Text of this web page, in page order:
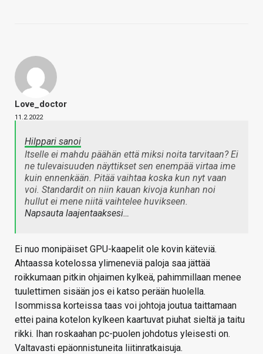
Love_doctor
11.2.2022
Hilppari sanoi
Itselle ei mahdu päähän että miksi noita tarvitaan? Ei
ne tulevaisuuden näyttikset sen enempää virtaa ime
kuin ennenkään. Pitää vaihtaa koska kun nyt vaan
voi. Standardit on niin kauan kivoja kunhan noi
hullut ei mene niitä vaihtelee huvikseen.
Napsauta laajentaaksesi…
Ei nuo monipäiset GPU-kaapelit ole kovin käteviä.
Ahtaassa kotelossa ylimeneviä paloja saa jättää
roikkumaan pitkin ohjaimen kylkeä, pahimmillaan menee
tuulettimen sisään jos ei katso perään huolella.
Isommissa korteissa taas voi johtoja joutua taittamaan
ettei paina kotelon kylkeen kaartuvat piuhat sieltä ja taitu
rikki. Ihan roskaahan pc-puolen johdotus yleisesti on.
Valtavasti epäonnistuneita liitinratkaisuja.